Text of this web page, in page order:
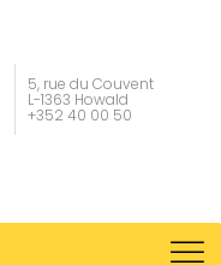
5, rue du Couvent
L-1363 Howald
+352 40 00 50